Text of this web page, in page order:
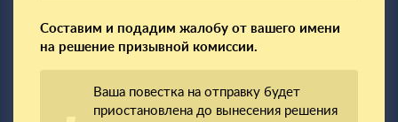
Составим и подадим жалобу от вашего имени
на решение призывной комиссии.
Ваша повестка на отправку будет
приостановлена до вынесения решения